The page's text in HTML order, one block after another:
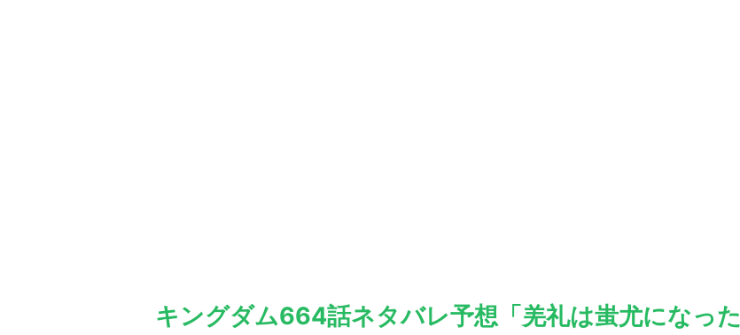
キングダム664話ネタバレ予想「羌礼は蚩尤になった